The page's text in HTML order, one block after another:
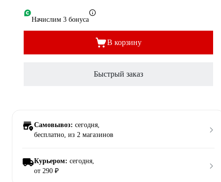
Начислим 3 бонуса
В корзину
Быстрый заказ
Самовывоз: сегодня,
бесплатно, из 2 магазинов
Курьером: сегодня,
от 290 ₽